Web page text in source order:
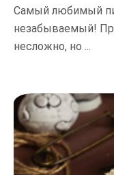
Самый любимый
незабываемый!
несложно, но ...